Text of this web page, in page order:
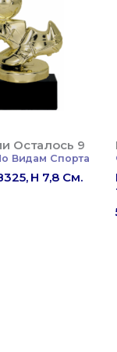
Осталось 9
Видам Спорта
H 7,8 См.